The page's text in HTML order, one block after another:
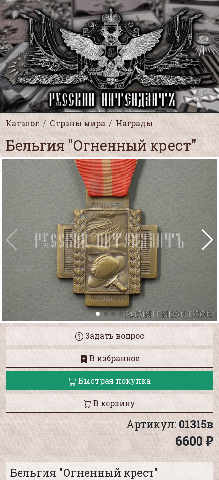
Каталог Страны мира Награды
Бельгия "Огненный крест"
Задать вопрос
В избранное
Быстрая покупка
В корзину
Артикул:01315в
6600 ₽
Бельгия "Огненный крест"